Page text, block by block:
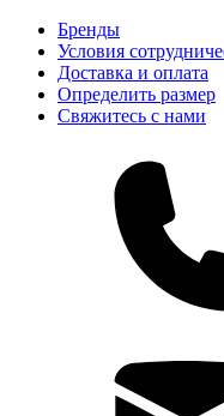
Бренды
Условия
Доставка и оплата
Определить размер
Свяжитесь с нами